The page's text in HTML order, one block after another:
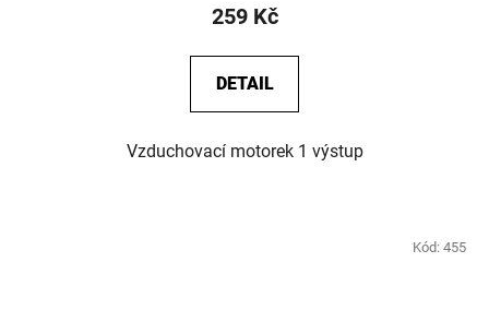
259 Kč
DETAIL
Vzduchovací motorek 1 výstup
Kód: 455